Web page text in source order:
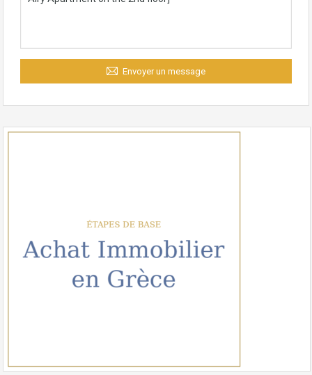
Envoyer un message